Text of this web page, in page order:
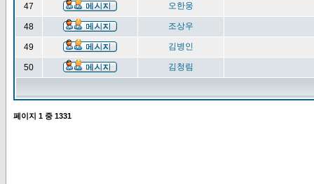
47 오한웅
48 조상우
49 김병인
50 김청림
페이지 1 중 1331